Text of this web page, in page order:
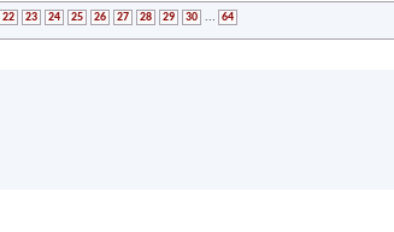
22 23 24 25 26 27 28 29 30 ... 64